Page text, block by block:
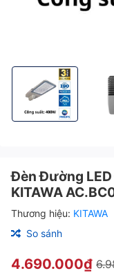
Đèn Đường LED Điện
Đèn
Đèn Đường
KITAWA
Thương hiệu: KITAWA
So sánh
4.690.000₫